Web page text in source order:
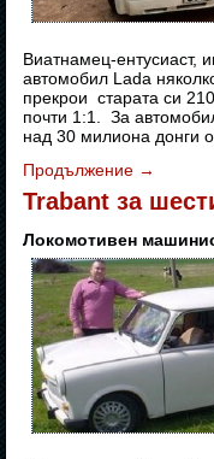
Виатнамец-ентусиаст,
автомобил Lada
прекрои старата си
почти 1:1. За
над 30 милиона донги
Продължение →
Trabant за
Локомотивен